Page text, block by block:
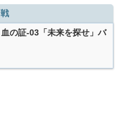
血の証-03「未来を探せ」バ